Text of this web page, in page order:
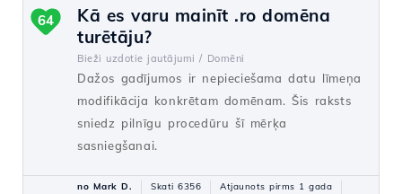
Kā es varu mainīt .ro domēna
turētāju?
Bieži uzdotie jautājumi / Domēni
Dažos gadījumos ir nepieciešama datu līmeņa
modifikācija konkrētam domēnam. Šis raksts
sniedz pilnīgu procedūru šī mērķa
sasniegšanai.
64
no Mark D. Skati 6356
Atjaunots pirms 1 gada